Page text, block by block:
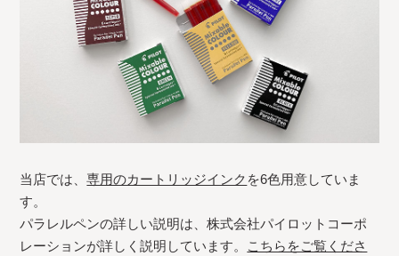
当店では、専用のカートリッジインク を6色用意していま
す。
パラレルペンの詳しい説明は、株式会社パイロットコーポ
レーションが詳しく説明しています。 こちらをご覧くださ